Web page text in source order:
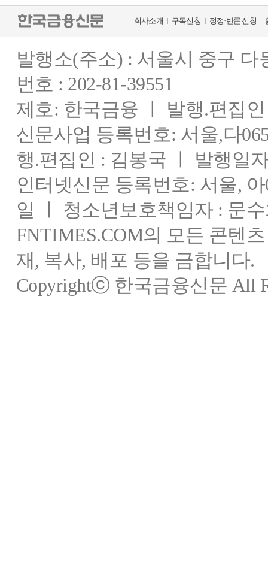
회사소개 구독신청 정정·반론 신청
발행소(주소) : 서울시 중구
번호 : 202-81-39551
제호: 한국금융 ㅣ 발행.편집
신문사업 등록번호: 서울,다
행.편집인 : 김봉국 ㅣ 발행일
인터넷신문 등록번호: 서울,
일 ㅣ 청소년보호책임자 : 문
FNTIMES.COM의 모든 콘텐
재, 복사, 배포 등을 금합니다.
Copyrightⓒ 한국금융신문 All